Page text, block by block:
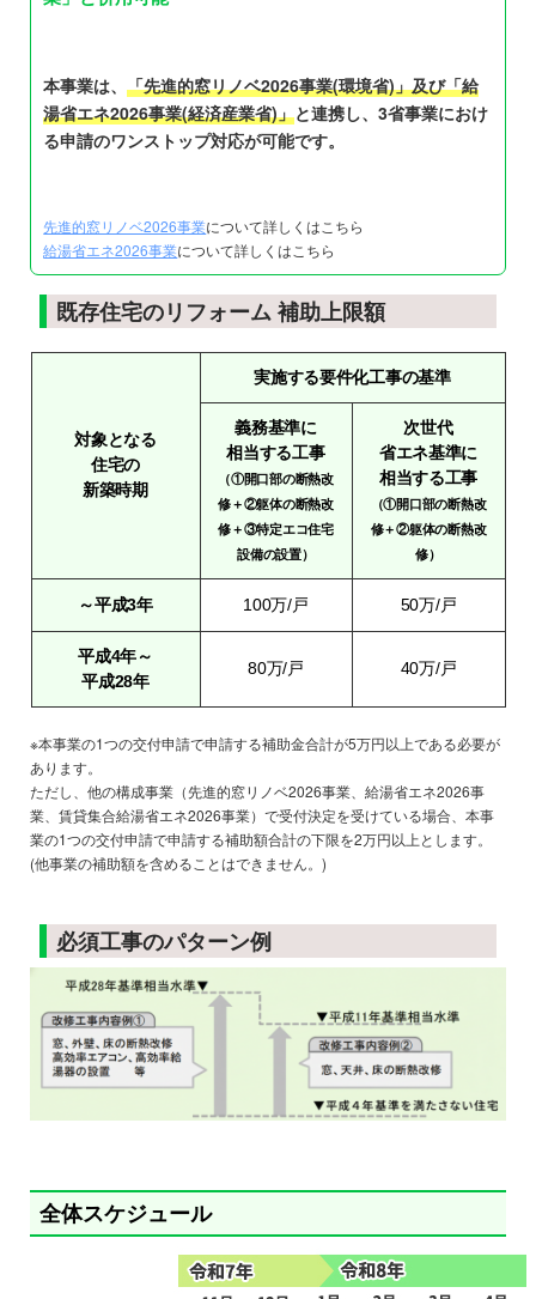
本事業は、「先進的窓リノベ2026事業(環境省)」及び「給
湯省エネ2026事業(経済産業省)」と連携し、3省事業におけ
る申請のワンストップ対応が可能です。
先進的窓リノベ2026事業について詳しくはこちら
給湯省エネ2026事業について詳しくはこちら
既存住宅のリフォーム 補助上限額
対象となる
住宅の
新築時期
実施する要件化工事の基準
義務基準に
相当する工事
（①開口部の断熱改
修＋②躯体の断熱改
修＋③特定エコ住宅
設備の設置）
次世代
省エネ基準に
相当する工事
（①開口部の断熱改
修＋②躯体の断熱改
修）
～平成3年 100万/戸 50万/戸
平成4年～
平成28年
80万/戸 40万/戸
※本事業の1つの交付申請で申請する補助金合計が5万円以上である必要が
あります。
ただし、他の構成事業（先進的窓リノベ2026事業、給湯省エネ2026事
業、賃貸集合給湯省エネ2026事業）で受付決定を受けている場合、本事
業の1つの交付申請で申請する補助額合計の下限を2万円以上とします。
(他事業の補助額を含めることはできません。)
必須工事のパターン例
全体スケジュール